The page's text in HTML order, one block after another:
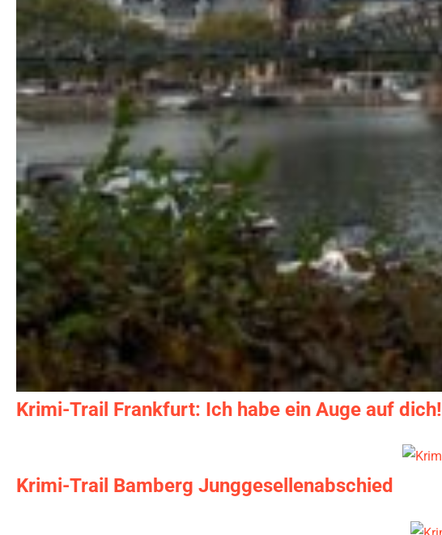
Krimi-Trail Frankfurt: Ich habe ein Auge auf dich!
Krimi-Trail Bamberg Junggesellenabschied